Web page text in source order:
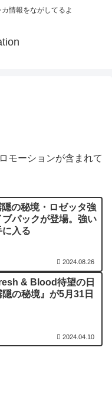
情報をながしてるよ
モーションが含まれて
隠の秘境・ロゼッタ強
パックが登場。強い
入る
2024.08.26
& Blood待望の日
の秘境』が5月31日
2024.04.10